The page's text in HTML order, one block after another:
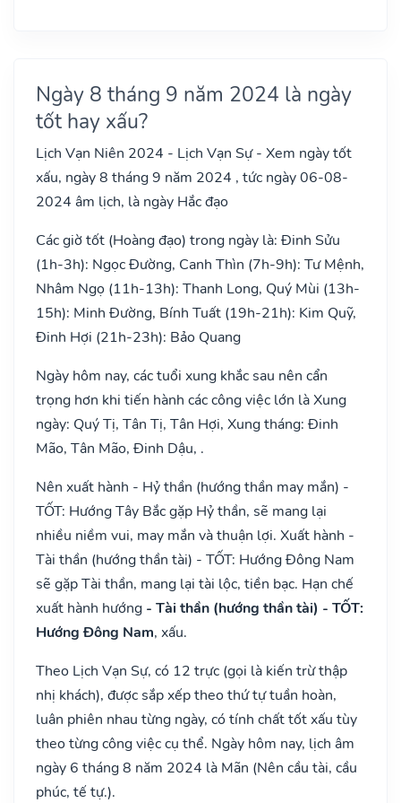
Ngày 8 tháng 9 năm 2024 là ngày
tốt hay xấu?
Lịch Vạn Niên 2024 - Lịch Vạn Sự - Xem ngày tốt
xấu, ngày 8 tháng 9 năm 2024 , tức ngày 06-08-
2024 âm lịch, là ngày Hắc đạo
Các giờ tốt (Hoàng đạo) trong ngày là: Đinh Sửu
(1h-3h): Ngọc Đường, Canh Thìn (7h-9h): Tư Mệnh,
Nhâm Ngọ (11h-13h): Thanh Long, Quý Mùi (13h-
15h): Minh Đường, Bính Tuất (19h-21h): Kim Quỹ,
Đinh Hợi (21h-23h): Bảo Quang
Ngày hôm nay, các tuổi xung khắc sau nên cẩn
trọng hơn khi tiến hành các công việc lớn là Xung
ngày: Quý Tị, Tân Tị, Tân Hợi, Xung tháng: Đinh
Mão, Tân Mão, Đinh Dậu, .
Nên xuất hành - Hỷ thần (hướng thần may mắn) -
TỐT: Hướng Tây Bắc gặp Hỷ thần, sẽ mang lại
nhiều niềm vui, may mắn và thuận lợi. Xuất hành -
Tài thần (hướng thần tài) - TỐT: Hướng Đông Nam
sẽ gặp Tài thần, mang lại tài lộc, tiền bạc. Hạn chế
xuất hành hướng - Tài thần (hướng thần tài) - TỐT:
Hướng Đông Nam, xấu.
Theo Lịch Vạn Sự, có 12 trực (gọi là kiến trừ thập
nhị khách), được sắp xếp theo thứ tự tuần hoàn,
luân phiên nhau từng ngày, có tính chất tốt xấu tùy
theo từng công việc cụ thể. Ngày hôm nay, lịch âm
ngày 6 tháng 8 năm 2024 là Mãn (Nên cầu tài, cầu
phúc, tế tự.).